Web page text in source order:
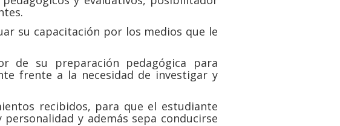
su capacitación por los medios que le
de su preparación pedagógica para
frente a la necesidad de investigar y
recibidos, para que el estudiante
y además sepa conducirse